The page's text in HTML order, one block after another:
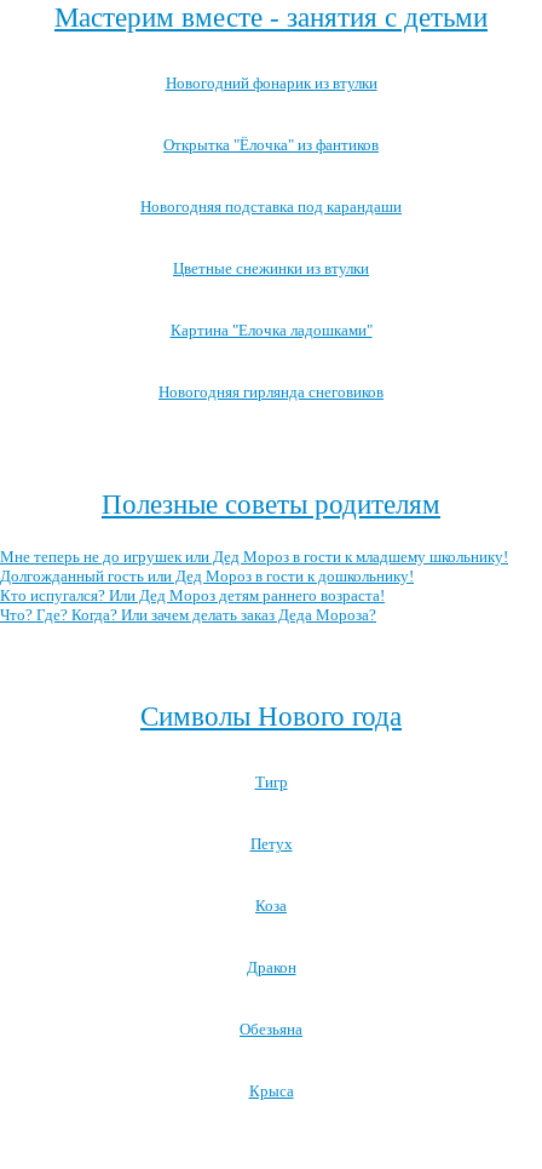
Мастерим вместе - занятия с детьми
Новогодний фонарик из втулки
Открытка "Ёлочка" из фантиков
Новогодняя подставка под карандаши
Цветные снежинки из втулки
Картина "Елочка ладошками"
Новогодняя гирлянда снеговиков
Полезные советы родителям
Мне теперь не до игрушек или Дед Мороз в гости к младшему школьнику!
Долгожданный гость или Дед Мороз в гости к дошкольнику!
Кто испугался? Или Дед Мороз детям раннего возраста!
Что? Где? Когда? Или зачем делать заказ Деда Мороза?
Символы Нового года
Тигр
Петух
Коза
Дракон
Обезьяна
Крыса